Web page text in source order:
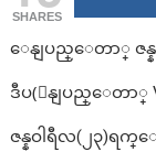
SHARES
ေနျပည္ေတာ္ ဇန္န
ဒီပ(ေနျပည္ေတာ္
ဇန္နဝါရီလ(၂၃)